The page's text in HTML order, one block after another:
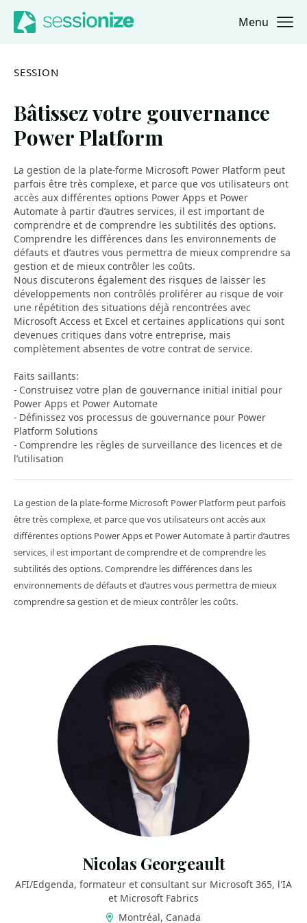
Jump to navigation
Jump to content Menu
SESSION
Bâtissez votre gouvernance
Power Platform
La gestion de la plate-forme Microsoft Power Platform peut
parfois être très complexe, et parce que vos utilisateurs ont
accès aux différentes options Power Apps et Power
Automate à partir d’autres services, il est important de
comprendre et de comprendre les subtilités des options.
Comprendre les différences dans les environnements de
défauts et d’autres vous permettra de mieux comprendre sa
gestion et de mieux contrôler les coûts.
Nous discuterons également des risques de laisser les
développements non contrôlés proliférer au risque de voir
une répétition des situations déjà rencontrées avec
Microsoft Access et Excel et certaines applications qui sont
devenues critiques dans votre entreprise, mais
complètement absentes de votre contrat de service.
Faits saillants:
- Construisez votre plan de gouvernance initial initial pour
Power Apps et Power Automate
- Définissez vos processus de gouvernance pour Power
Platform Solutions
- Comprendre les règles de surveillance des licences et de
l’utilisation
La gestion de la plate-forme Microsoft Power Platform peut parfois
être très complexe, et parce que vos utilisateurs ont accès aux
différentes options Power Apps et Power Automate à partir d’autres
services, il est important de comprendre et de comprendre les
subtilités des options. Comprendre les différences dans les
environnements de défauts et d’autres vous permettra de mieux
comprendre sa gestion et de mieux contrôler les coûts.
Nicolas Georgeault
AFI/Edgenda, formateur et consultant sur Microsoft 365, l'IA
et Microsoft Fabrics
Montréal, Canada